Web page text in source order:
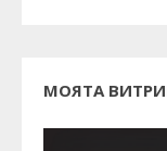
МОЯТА